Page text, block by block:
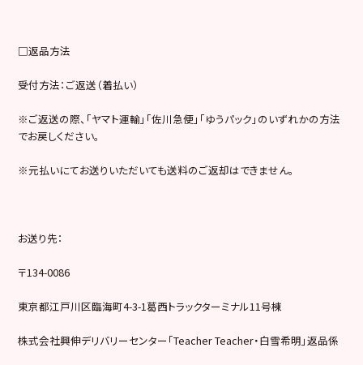
□返品方法
受付方法：ご返送（着払い）
※ご返送の際、「ヤマト運輸」「佐川急便」「ゆうパック」のいずれかの方法
でお戻しください。
※元払いにてお送りいただいても送料のご返却はできません。
お送り先：
〒134-0086
東京都江戸川区臨海町4-3-1葛西トラックターミナル11号棟
株式会社興伸デリバリーセンター「Teacher Teacher・白雪希明」返品係